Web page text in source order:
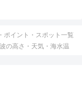
ポイント・スポット一覧
の高さ・天気・海水温